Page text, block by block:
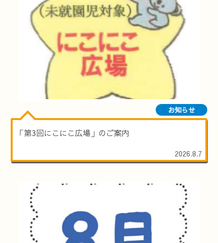
お知らせ
「第3回にこにこ広場」のご案内
2026.8.7